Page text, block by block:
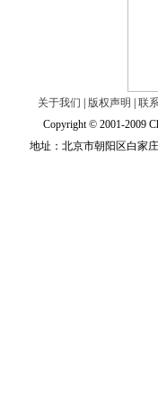
关于我们 版权声明
联
Copyright © 2001-2009
地址：北京市朝阳区白家